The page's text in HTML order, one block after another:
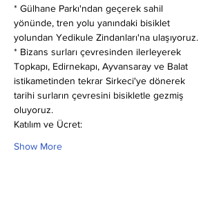
* Gülhane Parkı'ndan geçerek sahil
yönünde, tren yolu yanındaki bisiklet
yolundan Yedikule Zindanları'na ulaşıyoruz.
* Bizans surları çevresinden ilerleyerek
Topkapı, Edirnekapı, Ayvansaray ve Balat
istikametinden tekrar Sirkeci'ye dönerek
tarihi surların çevresini bisikletle gezmiş
oluyoruz.
Katılım ve Ücret:
Show More